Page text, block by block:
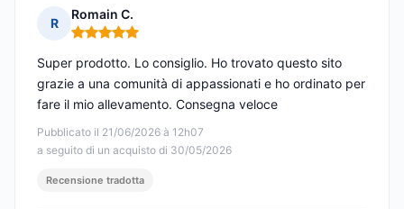
R
Romain C.
Nota: 5 su 5
Pubblicato il 21/06/2026 à 12h07
a seguito di un acquisto di 30/05/2026
Super prodotto. Lo consiglio. Ho trovato questo sito
grazie a una comunità di appassionati e ho ordinato per
fare il mio allevamento. Consegna veloce
Recensione tradotta